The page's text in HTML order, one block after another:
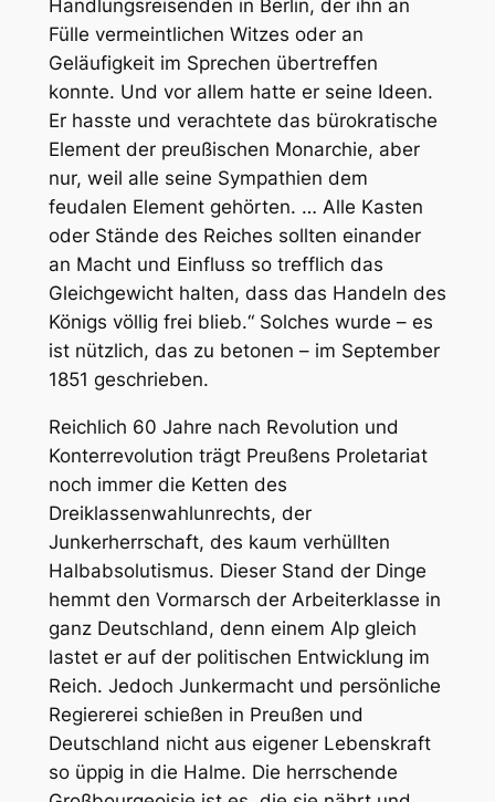
Handlungsreisenden in Berlin, der ihn an
Fülle vermeintlichen Witzes oder an
Geläufigkeit im Sprechen übertreffen
konnte. Und vor allem hatte er seine Ideen.
Er hasste und verachtete das bürokratische
Element der preußischen Monarchie, aber
nur, weil alle seine Sympathien dem
feudalen Element gehörten. … Alle Kasten
oder Stände des Reiches sollten einander
an Macht und Einfluss so trefflich das
Gleichgewicht halten, dass das Handeln des
Königs völlig frei blieb.“ Solches wurde – es
ist nützlich, das zu betonen – im September
1851 geschrieben.
Reichlich 60 Jahre nach Revolution und
Konterrevolution trägt Preußens Proletariat
noch immer die Ketten des
Dreiklassenwahlunrechts, der
Junkerherrschaft, des kaum verhüllten
Halbabsolutismus. Dieser Stand der Dinge
hemmt den Vormarsch der Arbeiterklasse in
ganz Deutschland, denn einem Alp gleich
lastet er auf der politischen Entwicklung im
Reich. Jedoch Junkermacht und persönliche
Regiererei schießen in Preußen und
Deutschland nicht aus eigener Lebenskraft
so üppig in die Halme. Die herrschende